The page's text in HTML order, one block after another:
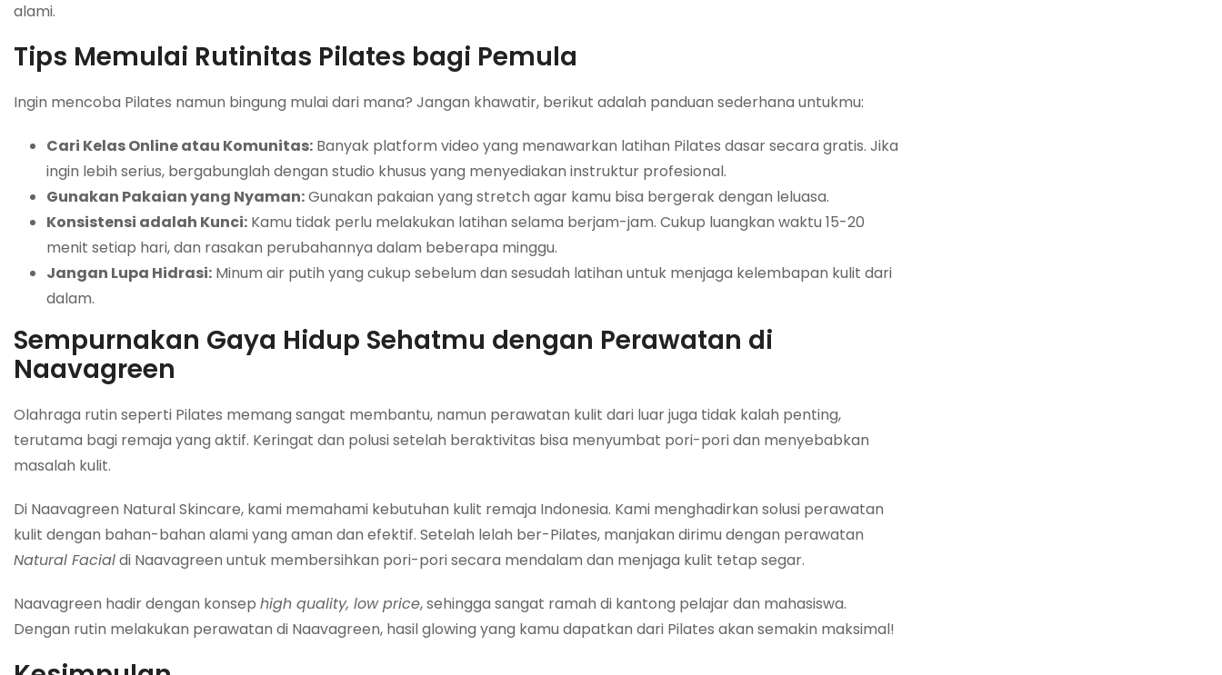
alami.
Tips Memulai Rutinitas Pilates bagi Pemula
Ingin mencoba Pilates namun bingung mulai dari mana? Jangan khawatir, berikut adalah panduan sederhana untukmu:
Cari Kelas Online atau Komunitas: Banyak platform video yang menawarkan latihan Pilates dasar secara gratis. Jika
ingin lebih serius, bergabunglah dengan studio khusus yang menyediakan instruktur profesional.
Gunakan Pakaian yang Nyaman:Gunakan pakaian yang stretch agar kamu bisa bergerak dengan leluasa.
Konsistensi adalah Kunci: Kamu tidak perlu melakukan latihan selama berjam-jam. Cukup luangkan waktu 15-20
menit setiap hari, dan rasakan perubahannya dalam beberapa minggu.
Jangan Lupa Hidrasi: Minum air putih yang cukup sebelum dan sesudah latihan untuk menjaga kelembapan kulit dari
dalam.
Sempurnakan Gaya Hidup Sehatmu dengan Perawatan di
Naavagreen
Olahraga rutin seperti Pilates memang sangat membantu, namun perawatan kulit dari luar juga tidak kalah penting,
terutama bagi remaja yang aktif. Keringat dan polusi setelah beraktivitas bisa menyumbat pori-pori dan menyebabkan
masalah kulit.
Di Naavagreen Natural Skincare, kami memahami kebutuhan kulit remaja Indonesia. Kami menghadirkan solusi perawatan
kulit dengan bahan-bahan alami yang aman dan efektif. Setelah lelah ber-Pilates, manjakan dirimu dengan perawatan
Natural Facialdi Naavagreen untuk membersihkan pori-pori secara mendalam dan menjaga kulit tetap segar.
Naavagreen hadir dengan konsep high quality, low price, sehingga sangat ramah di kantong pelajar dan mahasiswa.
Dengan rutin melakukan perawatan di Naavagreen, hasil glowing yang kamu dapatkan dari Pilates akan semakin maksimal!